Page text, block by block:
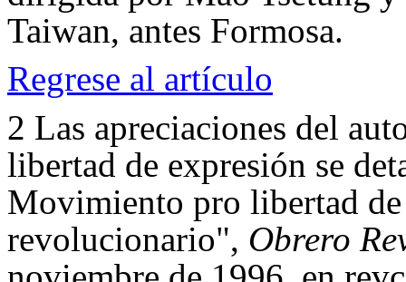
Taiwan, antes Formosa.
Regrese al artículo
2 Las apreciaciones del
libertad de expresión se
Movimiento pro libertad
revolucionario", Obrero